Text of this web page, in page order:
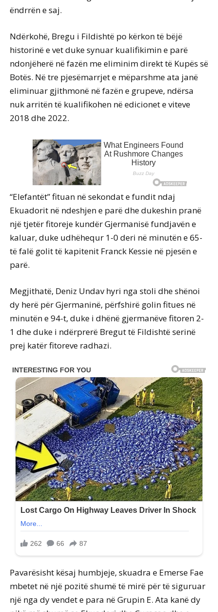
ëndrrën e saj.
Ndërkohë, Bregu i Fildishtë po kërkon të bëjë
historinë e vet duke synuar kualifikimin e parë
ndonjëherë në fazën me eliminim direkt të Kupës së
Botës. Në tre pjesëmarrjet e mëparshme ata janë
eliminuar gjithmonë në fazën e grupeve, ndërsa
nuk arritën të kualifikohen në edicionet e viteve
2018 dhe 2022.
“Elefantët” fituan në sekondat e fundit ndaj
Ekuadorit në ndeshjen e parë dhe dukeshin pranë
një tjetër fitoreje kundër Gjermanisë fundjavën e
kaluar, duke udhëhequr 1-0 deri në minutën e 65-
të falë golit të kapitenit Franck Kessie në pjesën e
parë.
Megjithatë, Deniz Undav hyri nga stoli dhe shënoi
dy herë për Gjermaninë, përfshirë golin fitues në
minutën e 94-t, duke i dhënë gjermanëve fitoren 2-
1 dhe duke i ndërprerë Bregut të Fildishtë serinë
prej katër fitoreve radhazi.
Pavarësisht kësaj humbjeje, skuadra e Emerse Fae
mbetet në një pozitë shumë të mirë për të siguruar
një nga dy vendet e para në Grupin E. Ata kanë dy